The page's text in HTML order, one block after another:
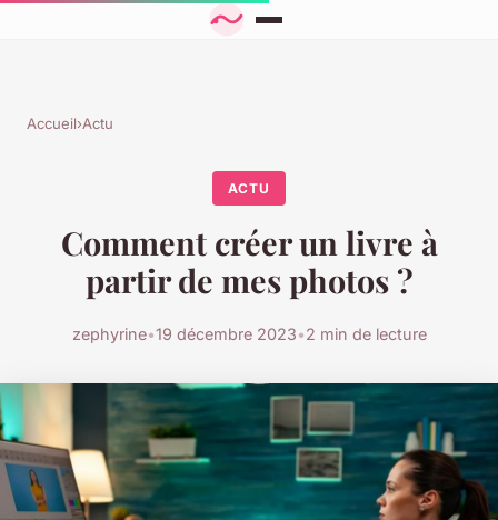
Accueil›Actu
ACTU
Comment créer un livre à
partir de mes photos ?
zephyrine•19 décembre 2023•2 min de lecture